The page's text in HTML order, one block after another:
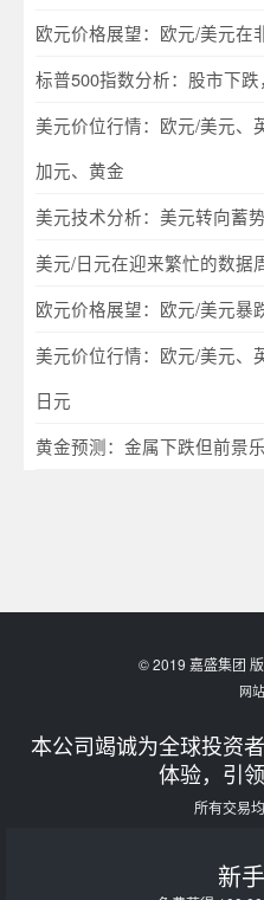
欧元价格展望：欧元/美元在
标普500指数分析：股市下
美元价位行情：欧元/美元、
加元、黄金
美元技术分析：美元转向蓄
美元/日元在迎来繁忙的数据
欧元价格展望：欧元/美元暴
美元价位行情：欧元/美元、
日元
黄金预测：金属下跌但前景
© 2019 嘉盛集团 版
网
本公司竭诚为全球投资
体验，引
所有交易
新